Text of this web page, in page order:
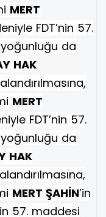
MERT
FDT’nin 57.
da
HAK
MERT
FDT’nin 57.
da
HAK
MERT ŞAHİN’in
57. maddesi